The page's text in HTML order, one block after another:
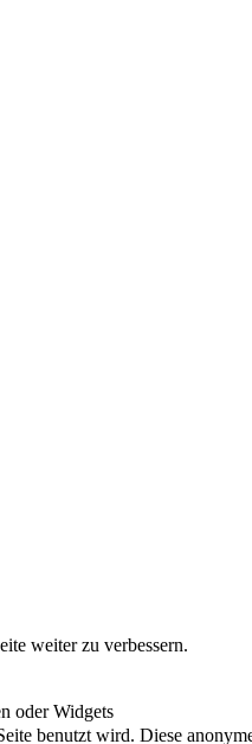
weiter zu verbessern.
oder Widgets
benutzt wird. Diese